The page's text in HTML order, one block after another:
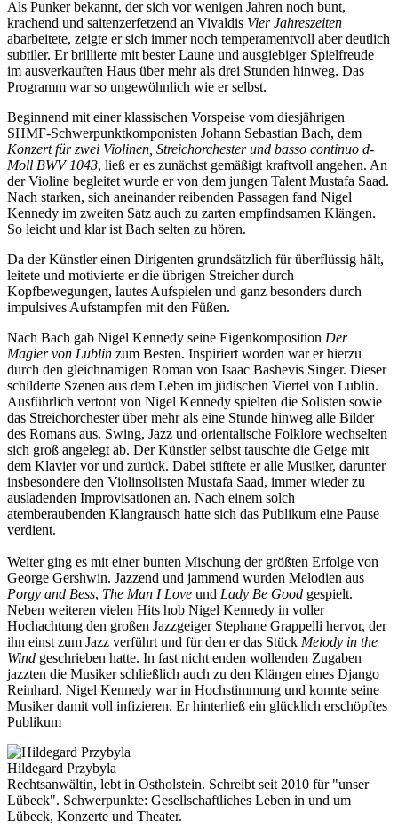
Als Punker bekannt, der sich vor wenigen Jahren noch bunt,
krachend und saitenzerfetzend an Vivaldis Vier Jahreszeiten
abarbeitete, zeigte er sich immer noch temperamentvoll aber deutlich
subtiler. Er brillierte mit bester Laune und ausgiebiger Spielfreude
im ausverkauften Haus über mehr als drei Stunden hinweg. Das
Programm war so ungewöhnlich wie er selbst.
Beginnend mit einer klassischen Vorspeise vom diesjährigen
SHMF-Schwerpunktkomponisten Johann Sebastian Bach, dem
Konzert für zwei Violinen, Streichorchester und basso continuo d-
Moll BWV 1043, ließ er es zunächst gemäßigt kraftvoll angehen. An
der Violine begleitet wurde er von dem jungen Talent Mustafa Saad.
Nach starken, sich aneinander reibenden Passagen fand Nigel
Kennedy im zweiten Satz auch zu zarten empfindsamen Klängen.
So leicht und klar ist Bach selten zu hören.
Da der Künstler einen Dirigenten grundsätzlich für überflüssig hält,
leitete und motivierte er die übrigen Streicher durch
Kopfbewegungen, lautes Aufspielen und ganz besonders durch
impulsives Aufstampfen mit den Füßen.
Nach Bach gab Nigel Kennedy seine Eigenkomposition Der
Magier von Lublin zum Besten. Inspiriert worden war er hierzu
durch den gleichnamigen Roman von Isaac Bashevis Singer. Dieser
schilderte Szenen aus dem Leben im jüdischen Viertel von Lublin.
Ausführlich vertont von Nigel Kennedy spielten die Solisten sowie
das Streichorchester über mehr als eine Stunde hinweg alle Bilder
des Romans aus. Swing, Jazz und orientalische Folklore wechselten
sich groß angelegt ab. Der Künstler selbst tauschte die Geige mit
dem Klavier vor und zurück. Dabei stiftete er alle Musiker, darunter
insbesondere den Violinsolisten Mustafa Saad, immer wieder zu
ausladenden Improvisationen an. Nach einem solch
atemberaubenden Klangrausch hatte sich das Publikum eine Pause
verdient.
Weiter ging es mit einer bunten Mischung der größten Erfolge von
George Gershwin. Jazzend und jammend wurden Melodien aus
Porgy and Bess, The Man I Love und Lady Be Good gespielt.
Neben weiteren vielen Hits hob Nigel Kennedy in voller
Hochachtung den großen Jazzgeiger Stephane Grappelli hervor, der
ihn einst zum Jazz verführt und für den er das Stück Melody in the
Wind geschrieben hatte. In fast nicht enden wollenden Zugaben
jazzten die Musiker schließlich auch zu den Klängen eines Django
Reinhard. Nigel Kennedy war in Hochstimmung und konnte seine
Musiker damit voll infizieren. Er hinterließ ein glücklich erschöpftes
Publikum
Hildegard Przybyla
Rechtsanwältin, lebt in Ostholstein. Schreibt seit 2010 für "unser
Lübeck". Schwerpunkte: Gesellschaftliches Leben in und um
Lübeck, Konzerte und Theater.